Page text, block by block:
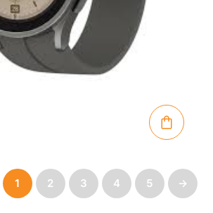
1 2 3 4 5 →